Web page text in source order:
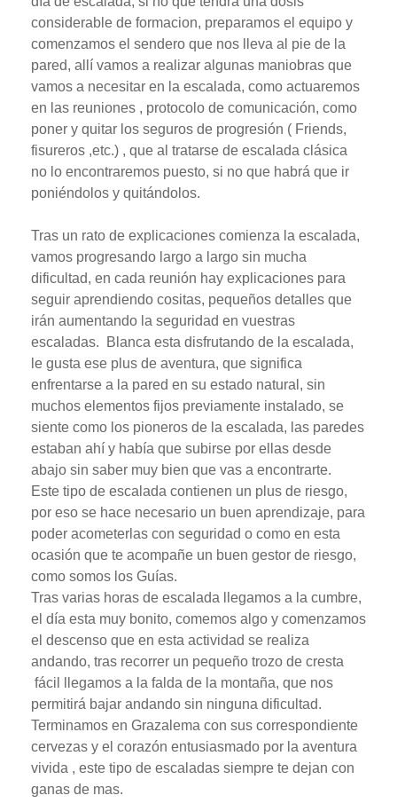
considerable de formacion, preparamos el equipo y
comenzamos el sendero que nos lleva al pie de la
pared, allí vamos a realizar algunas maniobras que
vamos a necesitar en la escalada, como actuaremos
en las reuniones , protocolo de comunicación, como
poner y quitar los seguros de progresión ( Friends,
fisureros ,etc.) , que al tratarse de escalada clásica
no lo encontraremos puesto, si no que habrá que ir
poniéndolos y quitándolos.
Tras un rato de explicaciones comienza la escalada,
vamos progresando largo a largo sin mucha
dificultad, en cada reunión hay explicaciones para
seguir aprendiendo cositas, pequeños detalles que
irán aumentando la seguridad en vuestras
escaladas.
Blanca esta disfrutando de la escalada,
le gusta ese plus de aventura, que significa
enfrentarse a la pared en su estado natural, sin
muchos elementos fijos previamente instalado, se
siente como los pioneros de la escalada, las paredes
estaban ahí y había que subirse por ellas desde
abajo sin saber muy bien que vas a encontrarte.
Este tipo de escalada contienen un plus de riesgo,
por eso se hace necesario un buen aprendizaje, para
poder acometerlas con seguridad o como en esta
ocasión que te acompañe un buen gestor de riesgo,
como somos los Guías.
Tras varias horas de escalada llegamos a la cumbre,
el día esta muy bonito, comemos algo y comenzamos
el descenso que en esta actividad se realiza
andando, tras recorrer un pequeño trozo de cresta
fácil llegamos a la falda de la montaña, que nos
permitirá bajar andando sin ninguna dificultad.
Terminamos en Grazalema con sus correspondiente
cervezas y el corazón entusiasmado por la aventura
vivida , este tipo de escaladas siempre te dejan con
ganas de mas.